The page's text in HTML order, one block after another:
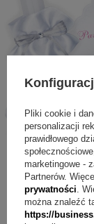
Pliki cookie i
personalizacji
prawidłowego
marketingowe -
Partnerów.
prywatności.
można znaleźć
https://